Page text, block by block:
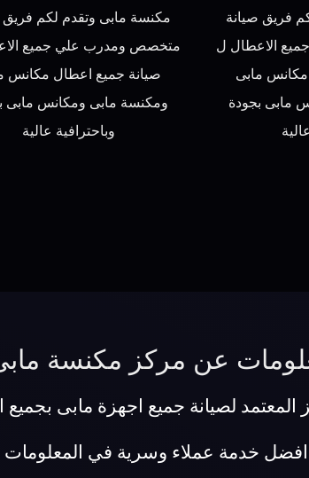
مكنسة مابى وتقدم لكم فريق
متخصص ومدرب علي جميع
صيانة جميع اعطال مكانس
ومكنسة مابى ومكانس مابى
وباحترافية عالية
فريق صيانة
الاعطال ل
مابى
مابى بجودة
عن مركز مكنسة
لصيانة جميع اجهزة مابى بجميع
خدمة عملاء وسرية في